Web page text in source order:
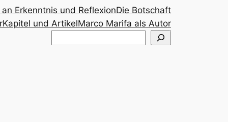
Erkenntnis und ReflexionDie Botschaft
Kapitel und ArtikelMarco Marifa als Autor